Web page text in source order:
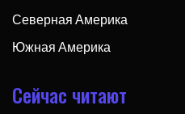
Северная Америка
Южная Америка
Сейчас читают